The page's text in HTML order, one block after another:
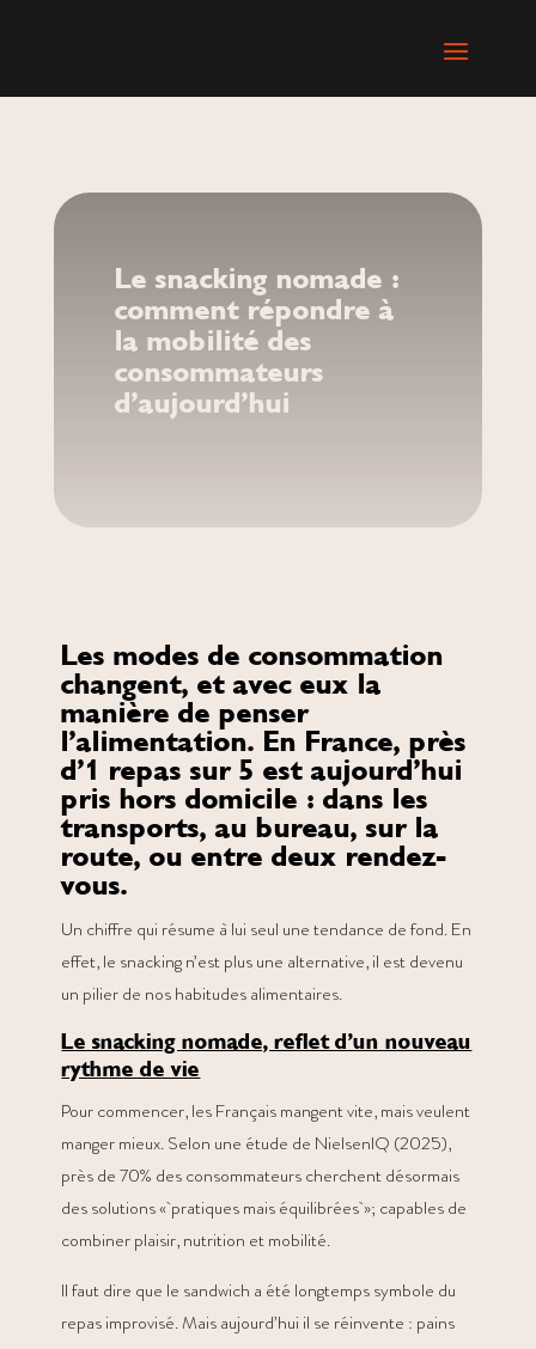
Le snacking nomade :
comment répondre à
la mobilité des
consommateurs
d’aujourd’hui
Les modes de consommation
changent, et avec eux la
manière de penser
l’alimentation. En France, près
d’1 repas sur 5 est aujourd’hui
pris hors domicile : dans les
transports, au bureau, sur la
route, ou entre deux rendez-
vous.
Un chiffre qui résume à lui seul une tendance de fond. En
effet, le snacking n’est plus une alternative, il est devenu
un pilier de nos habitudes alimentaires.
Le snacking nomade, reflet d’un nouveau
rythme de vie
Pour commencer, les Français mangent vite, mais veulent
manger mieux. Selon une étude de NielsenIQ (2025),
près de 70% des consommateurs cherchent désormais
des solutions « pratiques mais équilibrées »; capables de
combiner plaisir, nutrition et mobilité.
Il faut dire que le sandwich a été longtemps symbole du
repas improvisé. Mais aujourd’hui il se réinvente : pains